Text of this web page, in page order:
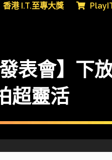
香港 I.T.至專大獎
發表會】
超靈活